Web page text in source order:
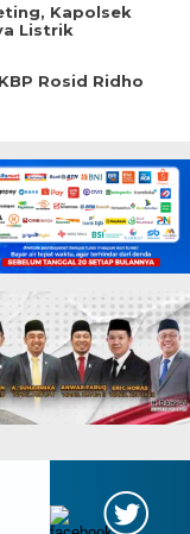
Kapolsek
Listrik
Rosid Ridho